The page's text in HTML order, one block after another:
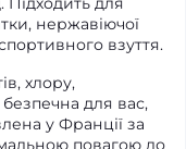
нержавіючої
взуття.
хлору,
для вас,
у Франції за
повагою до